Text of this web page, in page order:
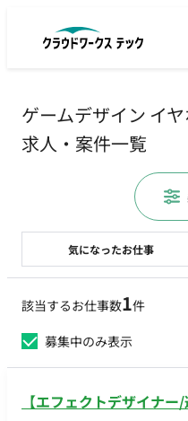
ゲームデザイン イ
求人・案件一覧
該当するお仕事数1件
募集中のみ表示
【エフェクトデザイナ
気になったお仕事